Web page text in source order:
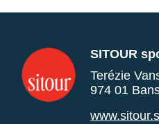
SITOUR
Terézie
974 01